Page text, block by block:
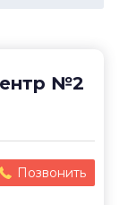
№2
Позвонить